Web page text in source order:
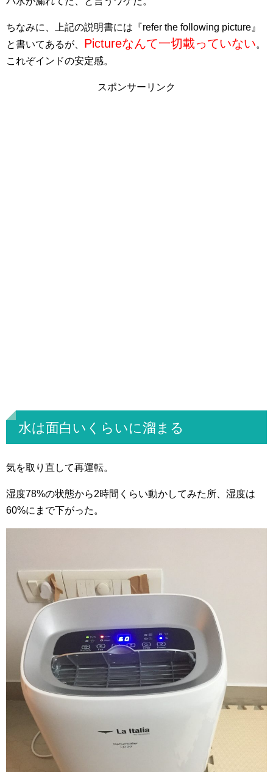
ちなみに、上記の説明書には『refer the following picture』
と書いてあるが、 Pictureなんて一切載っていない。
これぞインドの安定感。
スポンサーリンク
水は面白いくらいに溜まる
気を取り直して再運転。
湿度78%の状態から2時間くらい動かしてみた所、湿度は
60%にまで下がった。